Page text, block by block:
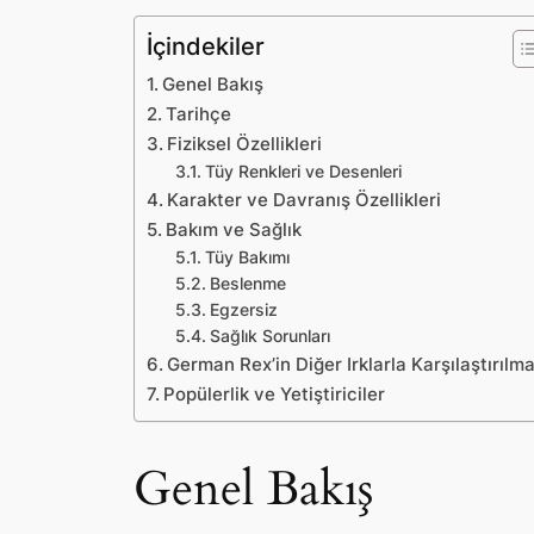
İçindekiler
Genel Bakış
Tarihçe
Fiziksel Özellikleri
Tüy Renkleri ve Desenleri
Karakter ve Davranış Özellikleri
Bakım ve Sağlık
Tüy Bakımı
Beslenme
Egzersiz
Sağlık Sorunları
German Rex’in Diğer Irklarla
Popülerlik ve Yetiştiriciler
Genel Bakış